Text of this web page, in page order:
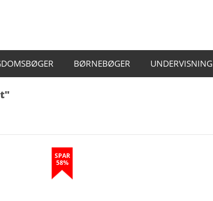
BØRNEBØGER UNDERVISNING
SPAR
58%